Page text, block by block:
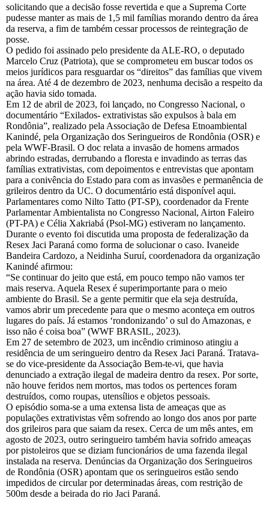
solicitando que a decisão fosse revertida e que a Suprema Corte
pudesse manter as mais de 1,5 mil famílias morando dentro da área
da reserva, a fim de também cessar processos de reintegração de
posse.
O pedido foi assinado pelo presidente da ALE-RO, o deputado
Marcelo Cruz (Patriota), que se comprometeu em buscar todos os
meios jurídicos para resguardar os “direitos” das famílias que vivem
na área. Até 4 de dezembro de 2023, nenhuma decisão a respeito da
ação havia sido tomada.
Em 12 de abril de 2023, foi lançado, no Congresso Nacional, o
documentário “Exilados- extrativistas são expulsos à bala em
Rondônia”, realizado pela Associação de Defesa Etnoambiental
Kanindé, pela Organização dos Seringueiros de Rondônia (OSR) e
pela WWF-Brasil. O doc relata a invasão de homens armados
abrindo estradas, derrubando a floresta e invadindo as terras das
famílias extrativistas, com depoimentos e entrevistas que apontam
para a conivência do Estado para com as invasões e permanência de
grileiros dentro da UC. O documentário está disponível aqui.
Parlamentares como Nilto Tatto (PT-SP), coordenador da Frente
Parlamentar Ambientalista no Congresso Nacional, Airton Faleiro
(PT-PA) e Célia Xakriabá (Psol-MG) estiveram no lançamento.
Durante o evento foi discutida uma proposta de federalização da
Resex Jaci Paraná como forma de solucionar o caso. Ivaneide
Bandeira Cardozo, a Neidinha Suruí, coordenadora da organização
Kanindé afirmou:
“Se continuar do jeito que está, em pouco tempo não vamos ter
mais reserva. Aquela Resex é superimportante para o meio
ambiente do Brasil. Se a gente permitir que ela seja destruída,
vamos abrir um precedente para que o mesmo aconteça em outros
lugares do país. Já estamos ‘rondonizando’ o sul do Amazonas, e
isso não é coisa boa” (WWF BRASIL, 2023).
Em 27 de setembro de 2023, um incêndio criminoso atingiu a
residência de um seringueiro dentro da Resex Jaci Paraná. Tratava-
se do vice-presidente da Associação Bem-te-vi, que havia
denunciado a extração ilegal de madeira dentro da resex. Por sorte,
não houve feridos nem mortos, mas todos os pertences foram
destruídos, como roupas, utensílios e objetos pessoais.
O episódio soma-se a uma extensa lista de ameaças que as
populações extrativistas vêm sofrendo ao longo dos anos por parte
dos grileiros para que saiam da resex. Cerca de um mês antes, em
agosto de 2023, outro seringueiro também havia sofrido ameaças
por pistoleiros que se diziam funcionários de uma fazenda ilegal
instalada na reserva. Denúncias da Organização dos Seringueiros
de Rondônia (OSR) apontam que os seringueiros estão sendo
impedidos de circular por determinadas áreas, com restrição de
500m desde a beirada do rio Jaci Paraná.